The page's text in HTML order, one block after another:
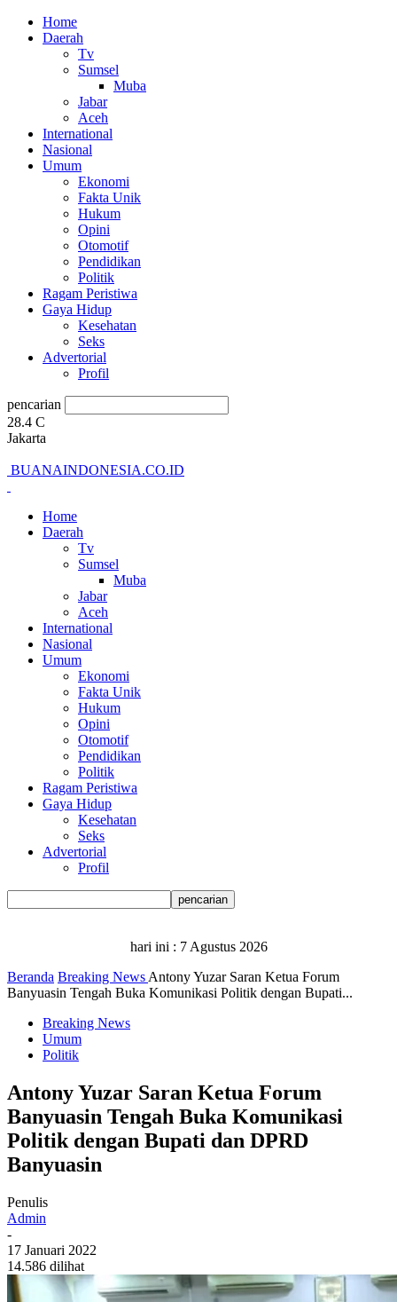
Home
Daerah
Tv
Sumsel
Muba
Jabar
Aceh
International
Nasional
Umum
Ekonomi
Fakta Unik
Hukum
Opini
Otomotif
Pendidikan
Politik
Ragam Peristiwa
Gaya Hidup
Kesehatan
Seks
Advertorial
Profil
pencarian
28.4 C
Jakarta
BUANAINDONESIA.CO.ID
Home
Daerah
Tv
Sumsel
Muba
Jabar
Aceh
International
Nasional
Umum
Ekonomi
Fakta Unik
Hukum
Opini
Otomotif
Pendidikan
Politik
Ragam Peristiwa
Gaya Hidup
Kesehatan
Seks
Advertorial
Profil
hari ini : 7 Agustus 2026
Beranda Breaking News Antony Yuzar Saran Ketua Forum
Banyuasin Tengah Buka Komunikasi Politik dengan Bupati...
Breaking News
Umum
Politik
Antony Yuzar Saran Ketua Forum
Banyuasin Tengah Buka Komunikasi
Politik dengan Bupati dan DPRD
Banyuasin
Penulis
Admin
-
17 Januari 2022
14.586 dilihat